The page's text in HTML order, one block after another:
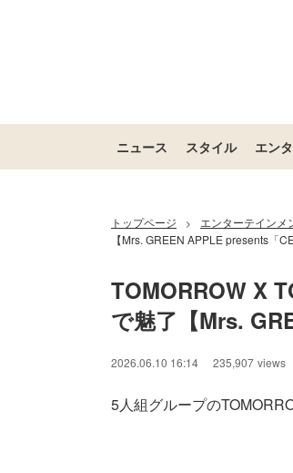
ニュース スタイル エン
トップページ > エンターテインメ
【Mrs. GREEN APPLE presents「
TOMORROW X
で魅了【Mrs.
2026.06.10 16:14 235,907 views
5人組グループの